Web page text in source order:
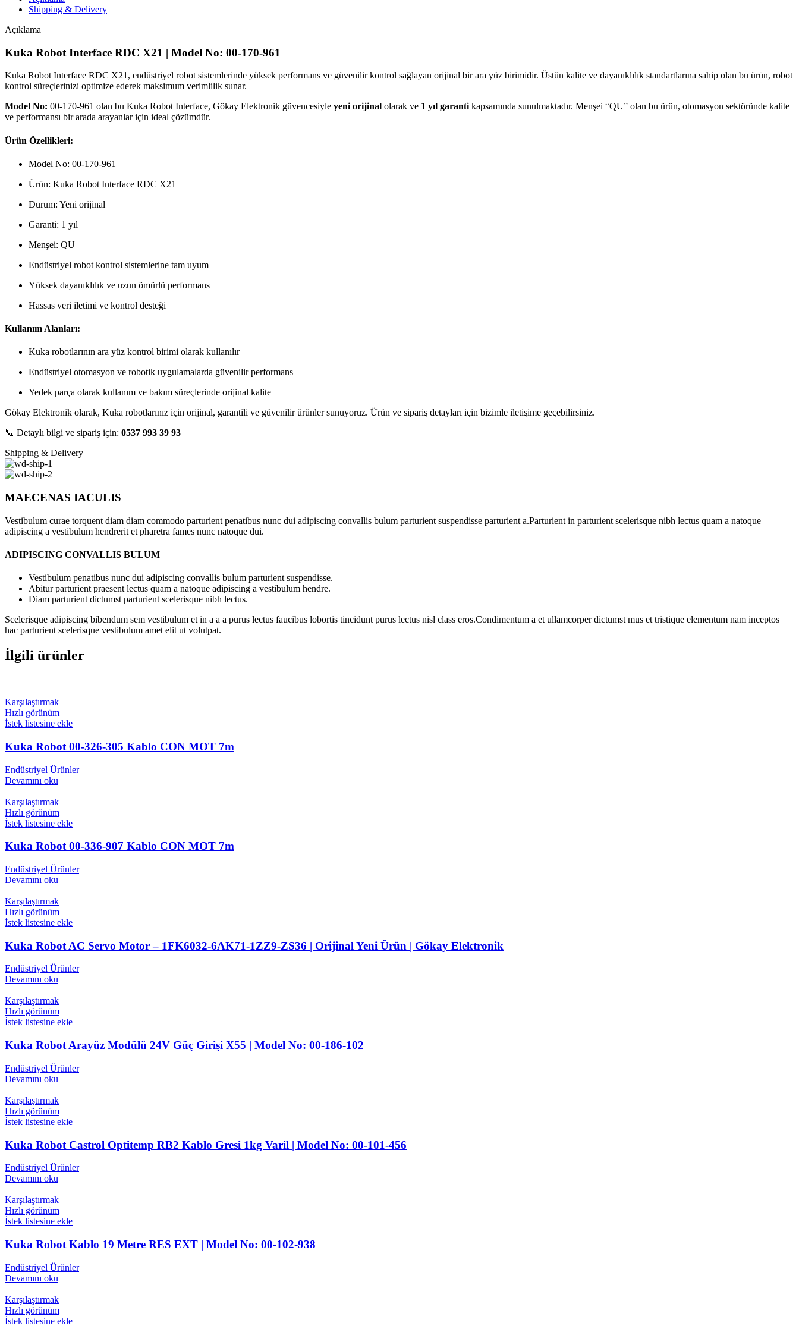
Shipping & Delivery
Açıklama
Kuka Robot Interface RDC X21 | Model No: 00-170-961
Kuka Robot Interface RDC X21, endüstriyel robot sistemlerinde yüksek performans ve güvenilir kontrol sağlayan orijinal bir ara yüz birimidir. Üstün kalite ve dayanıklılık standartlarına sahip olan bu ürün, robot
kontrol süreçlerinizi optimize ederek maksimum verimlilik sunar.
Model No: 00-170-961 olan bu Kuka Robot Interface, Gökay Elektronik güvencesiyle yeni orijinal olarak ve 1 yıl garanti kapsamında sunulmaktadır. Menşei “QU” olan bu ürün, otomasyon sektöründe kalite
ve performansı bir arada arayanlar için ideal çözümdür.
Ürün Özellikleri:
Model No: 00-170-961
Ürün: Kuka Robot Interface RDC X21
Durum: Yeni orijinal
Garanti: 1 yıl
Menşei: QU
Endüstriyel robot kontrol sistemlerine tam uyum
Yüksek dayanıklılık ve uzun ömürlü performans
Hassas veri iletimi ve kontrol desteği
Kullanım Alanları:
Kuka robotlarının ara yüz kontrol birimi olarak kullanılır
Endüstriyel otomasyon ve robotik uygulamalarda güvenilir performans
Yedek parça olarak kullanım ve bakım süreçlerinde orijinal kalite
Gökay Elektronik olarak, Kuka robotlarınız için orijinal, garantili ve güvenilir ürünler sunuyoruz. Ürün ve sipariş detayları için bizimle iletişime geçebilirsiniz.
📞 Detaylı bilgi ve sipariş için: 0537 993 39 93
Shipping & Delivery
MAECENAS IACULIS
Vestibulum curae torquent diam diam commodo parturient penatibus nunc dui adipiscing convallis bulum parturient suspendisse parturient a.Parturient in parturient scelerisque nibh lectus quam a natoque
adipiscing a vestibulum hendrerit et pharetra fames nunc natoque dui.
ADIPISCING CONVALLIS BULUM
Vestibulum penatibus nunc dui adipiscing convallis bulum parturient suspendisse.
Abitur parturient praesent lectus quam a natoque adipiscing a vestibulum hendre.
Diam parturient dictumst parturient scelerisque nibh lectus.
Scelerisque adipiscing bibendum sem vestibulum et in a a a purus lectus faucibus lobortis tincidunt purus lectus nisl class eros.Condimentum a et ullamcorper dictumst mus et tristique elementum nam inceptos
hac parturient scelerisque vestibulum amet elit ut volutpat.
İlgili ürünler
Karşılaştırmak
Hızlı görünüm
İstek listesine ekle
Kuka Robot 00-326-305 Kablo CON MOT 7m
Endüstriyel Ürünler
Devamını oku
Karşılaştırmak
Hızlı görünüm
İstek listesine ekle
Kuka Robot 00-336-907 Kablo CON MOT 7m
Endüstriyel Ürünler
Devamını oku
Karşılaştırmak
Hızlı görünüm
İstek listesine ekle
Kuka Robot AC Servo Motor – 1FK6032-6AK71-1ZZ9-ZS36 | Orijinal Yeni Ürün | Gökay Elektronik
Endüstriyel Ürünler
Devamını oku
Karşılaştırmak
Hızlı görünüm
İstek listesine ekle
Kuka Robot Arayüz Modülü 24V Güç Girişi X55 | Model No: 00-186-102
Endüstriyel Ürünler
Devamını oku
Karşılaştırmak
Hızlı görünüm
İstek listesine ekle
Kuka Robot Castrol Optitemp RB2 Kablo Gresi 1kg Varil | Model No: 00-101-456
Endüstriyel Ürünler
Devamını oku
Karşılaştırmak
Hızlı görünüm
İstek listesine ekle
Kuka Robot Kablo 19 Metre RES EXT | Model No: 00-102-938
Endüstriyel Ürünler
Devamını oku
Karşılaştırmak
Hızlı görünüm
İstek listesine ekle